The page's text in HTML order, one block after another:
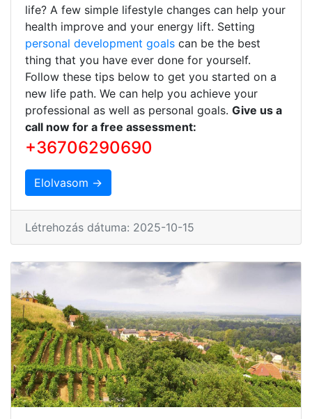
life? A few simple lifestyle changes can help your
health improve and your energy lift. Setting
personal development goals can be the best
thing that you have ever done for yourself.
Follow these tips below to get you started on a
new life path. We can help you achieve your
professional as well as personal goals. Give us a
call now for a free assessment:
+36706290690
Elolvasom →
Létrehozás dátuma: 2025-10-15